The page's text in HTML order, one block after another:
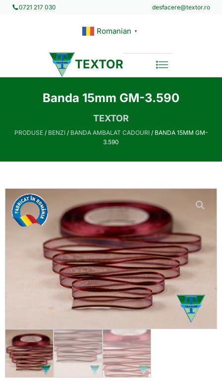
0721 217 030 desfacere@textor.ro
Romanian ▼
TEXTOR
Banda 15mm GM-3.590
TEXTOR
PRODUSE/ BENZI/ BANDA AMBALAT CADOURI/ BANDA 15MM GM-
3.590